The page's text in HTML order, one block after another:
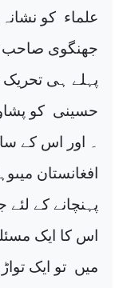
علماء کو نشانہ
جھنگوی صاحب
پہلے ہی تحریک
حسینی کو
۔ اور اس کے
افغانستان
پہنچانے کے لئے
اس کا ایک
میں تو ایک